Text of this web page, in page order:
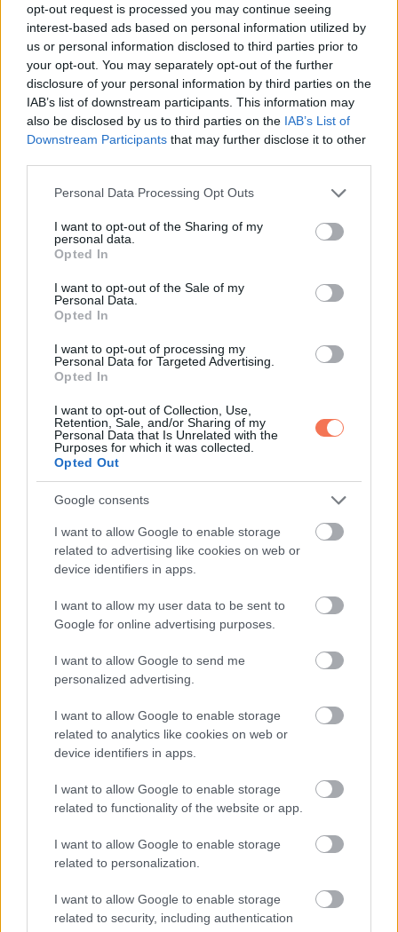
opt-out request is processed you may continue seeing
interest-based ads based on personal information utilized by
us or personal information disclosed to third parties prior to
your opt-out. You may separately opt-out of the further
disclosure of your personal information by third parties on the
IAB’s list of downstream participants. This information may
also be disclosed by us to third parties on the IAB’s List of
Downstream Participants that may further disclose it to other
Please note that this website/app uses one or more Google
not limited to your visit or usage behaviour. You may click to
grant or deny consent to Google and its third-party tags to
use your data for below specified purposes in below Google
consent section.
Personal Data Processing Opt Outs
I want to opt-out of the Sharing of my
personal data.
Opted In
I want to opt-out of the Sale of my
Personal Data.
Opted In
I want to opt-out of processing my
Personal Data for Targeted Advertising.
Opted In
I want to opt-out of Collection, Use,
Retention, Sale, and/or Sharing of my
Personal Data that Is Unrelated with the
Purposes for which it was collected.
Opted Out
Google consents
I want to allow Google to enable storage
related to advertising like cookies on web or
device identifiers in apps.
I want to allow my user data to be sent to
Google for online advertising purposes.
I want to allow Google to send me
personalized advertising.
I want to allow Google to enable storage
related to analytics like cookies on web or
device identifiers in apps.
I want to allow Google to enable storage
related to functionality of the website or app.
I want to allow Google to enable storage
related to personalization.
I want to allow Google to enable storage
related to security, including authentication
10. „Amióta az eszemet tudom, lenyűgözött nagyapámnak
ez a papírnehezéke. Ma megörököltem.”
11. „Egy igazi Pandora szelencéje. Egy úriember, aki Kelet-
Európából vándorolt be az államomba, megépítette, és csak
„Aztán eladta, hogy kifizesse az orvosi számlákat. Ekkor